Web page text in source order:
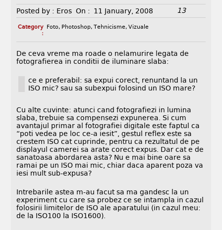
Posted by : Eros On : 11 January, 2008 13
Category
:
Foto, Photoshop, Tehnicisme, Vizuale
De ceva vreme ma roade o nelamurire legata de
fotografierea in conditii de iluminare slaba:
ce e preferabil: sa expui corect, renuntand la un
ISO mic? sau sa subexpui folosind un ISO mare?
Cu alte cuvinte: atunci cand fotografiezi in lumina
slaba, trebuie sa compensezi expunerea. Si cum
avantajul primar al fotografiei digitale este faptul ca
“poti vedea pe loc ce-a iesit”, gestul reflex este sa
crestem ISO cat cuprinde, pentru ca rezultatul de pe
displayul camerei sa arate corect expus. Dar cat e de
sanatoasa abordarea asta? Nu e mai bine oare sa
ramai pe un ISO mai mic, chiar daca aparent poza va
iesi mult sub-expusa?
Intrebarile astea m-au facut sa ma gandesc la un
experiment cu care sa probez ce se intampla in cazul
folosirii limitelor de ISO ale aparatului (in cazul meu:
de la ISO100 la ISO1600).